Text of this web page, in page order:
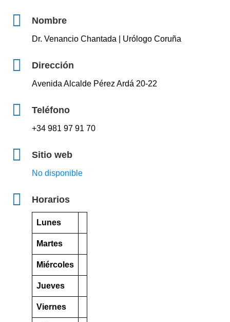
Nombre
Dr. Venancio Chantada | Urólogo Coruña
Dirección
Avenida Alcalde Pérez Ardá 20-22
Teléfono
+34 981 97 91 70
Sitio web
No disponible
Horarios
Lunes
Martes
Miércoles
Jueves
Viernes